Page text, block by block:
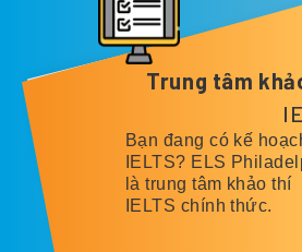
Trung tâm
Bạn đang có kế
IELTS? ELS
là trung tâm khảo thí
IELTS chính thức.